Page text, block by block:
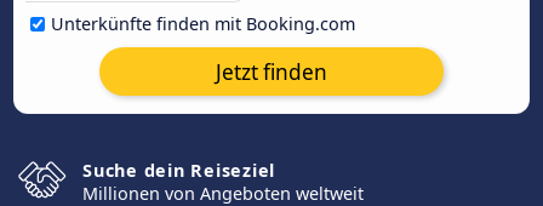
Unterkünfte finden mit Booking.com
Jetzt finden
Suche dein Reiseziel
Millionen von Angeboten weltweit